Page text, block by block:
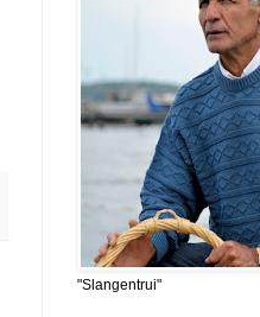
"Slangentrui"